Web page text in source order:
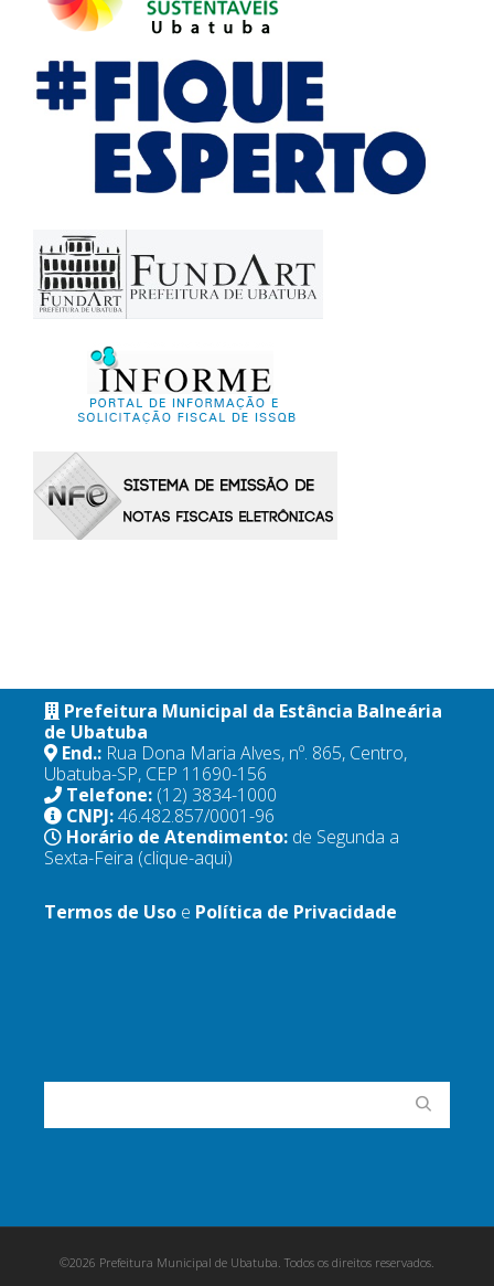
Prefeitura Municipal da Estância Balneária
de Ubatuba
End.: Rua Dona Maria Alves, nº. 865, Centro,
Ubatuba-SP, CEP 11690-156
Telefone: (12) 3834-1000
CNPJ:46.482.857/0001-96
Horário de Atendimento: de Segunda a
Sexta-Feira (clique-aqui)
Termos de Uso e Política de Privacidade
©2026 Prefeitura Municipal de Ubatuba. Todos os direitos reservados.